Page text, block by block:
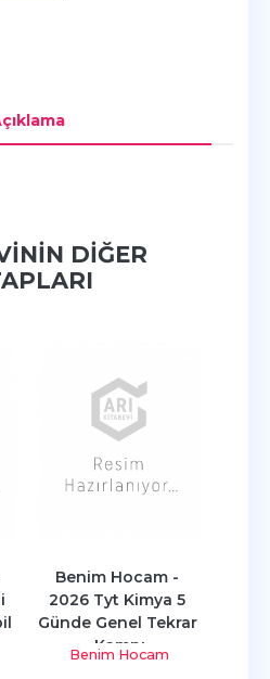
DIĞER
Benim Hocam -
2026 Tyt Kimya 5
Günde Genel Tekrar
Kampı
Benim Hocam